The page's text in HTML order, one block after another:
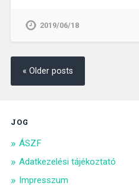
2019/06/18
« Older posts
JOG
ÁSZF
Adatkezelési tájékoztató
Impresszum